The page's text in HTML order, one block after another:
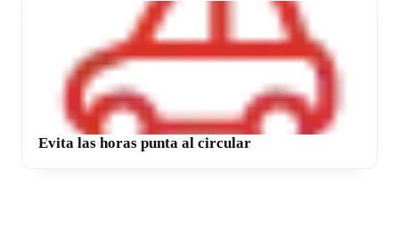
Evita las horas punta al circular